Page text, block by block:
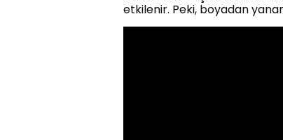
etkilenir. Peki, boyadan